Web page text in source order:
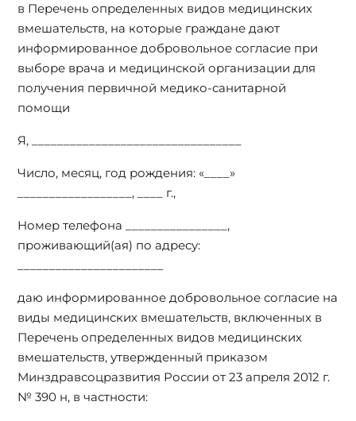
в Перечень определенных видов медицинских
вмешательств, на которые граждане дают
информированное добровольное согласие при
выборе врача и медицинской организации для
получения первичной медико-санитарной
помощи
Я, _________________________________
Число, месяц, год рождения: «____»
__________________, ____ г.,
Номер телефона ________________,
проживающий(ая) по адресу:
даю информированное добровольное согласие на
виды медицинских вмешательств, включенных в
Перечень определенных видов медицинских
вмешательств, утвержденный приказом
Минздравсоцразвития России от 23 апреля 2012 г.
№ 390 н, в частности: